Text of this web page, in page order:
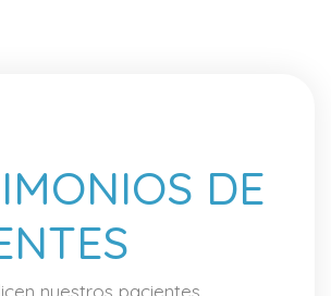
DE
nuestros pacientes